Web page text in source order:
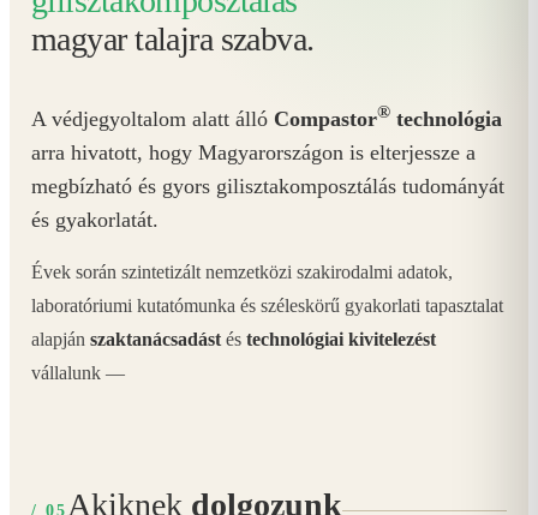
magyar talajra szabva.
A védjegyoltalom alatt álló Compastor® technológia
arra hivatott, hogy Magyarországon is elterjessze a
megbízható és gyors gilisztakomposztálás tudományát
és gyakorlatát.
Évek során szintetizált nemzetközi szakirodalmi adatok,
laboratóriumi kutatómunka és széleskörű gyakorlati tapasztalat
alapján szaktanácsadást és technológiai kivitelezést
vállalunk —
/ 05 Akiknek dolgozunk